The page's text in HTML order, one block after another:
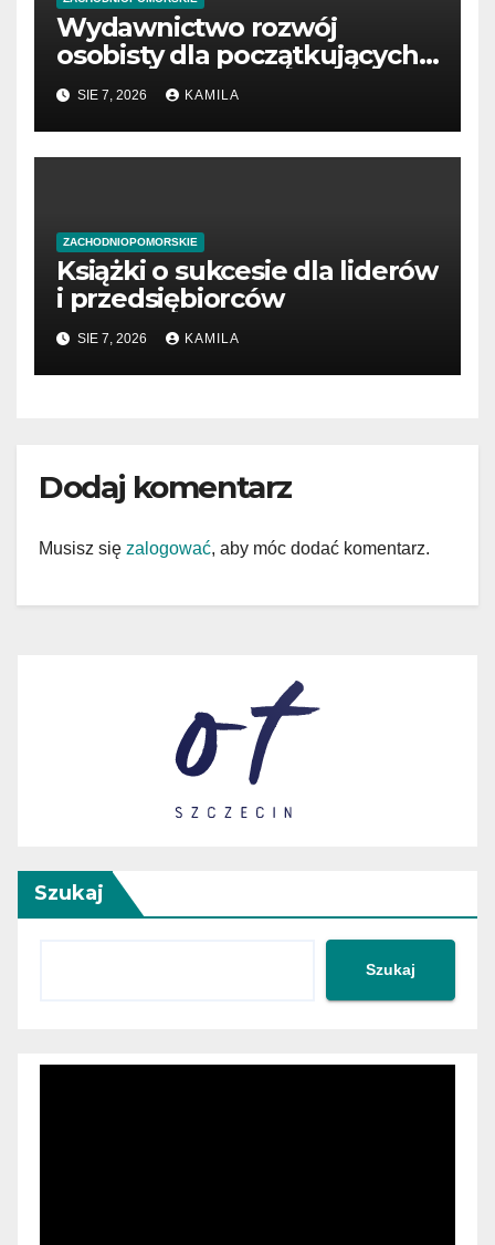
Wydawnictwo rozwój
osobisty dla początkujących
przedsiębiorców
SIE 7, 2026 KAMILA
ZACHODNIOPOMORSKIE
Książki o sukcesie dla liderów
i przedsiębiorców
SIE 7, 2026 KAMILA
Dodaj komentarz
Musisz się zalogować, aby móc dodać komentarz.
Szukaj
Szukaj